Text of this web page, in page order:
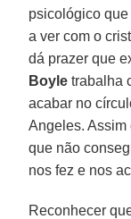
psicológico
a ver com o
dá prazer que
Boyle trabalha
acabar no
Angeles. Assim
que não
nos fez e nos
Reconhecer